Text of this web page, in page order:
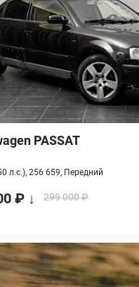
PASSAT
л.с.), 256 659, Передний
₽ ↓ 299 000 ₽